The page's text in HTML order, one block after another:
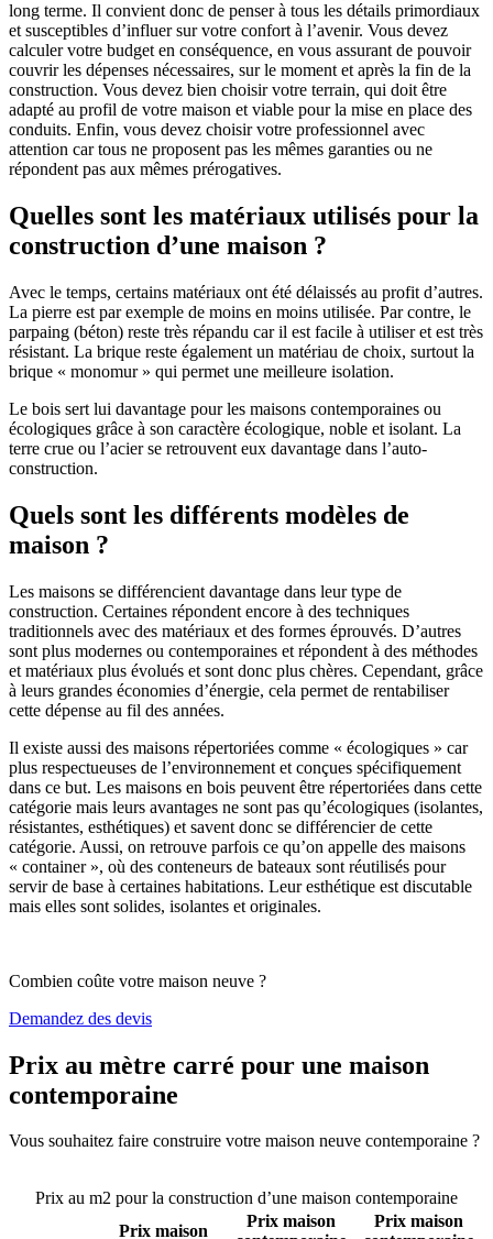
long terme. Il convient donc de penser à tous les détails primordiaux
et susceptibles d’influer sur votre confort à l’avenir. Vous devez
calculer votre budget en conséquence, en vous assurant de pouvoir
couvrir les dépenses nécessaires, sur le moment et après la fin de la
construction. Vous devez bien choisir votre terrain, qui doit être
adapté au profil de votre maison et viable pour la mise en place des
conduits. Enfin, vous devez choisir votre professionnel avec
attention car tous ne proposent pas les mêmes garanties ou ne
répondent pas aux mêmes prérogatives.
Quelles sont les matériaux utilisés pour la
construction d’une maison ?
Avec le temps, certains matériaux ont été délaissés au profit d’autres.
La pierre est par exemple de moins en moins utilisée. Par contre, le
parpaing (béton) reste très répandu car il est facile à utiliser et est très
résistant. La brique reste également un matériau de choix, surtout la
brique « monomur » qui permet une meilleure isolation.
Le bois sert lui davantage pour les maisons contemporaines ou
écologiques grâce à son caractère écologique, noble et isolant. La
terre crue ou l’acier se retrouvent eux davantage dans l’auto-
construction.
Quels sont les différents modèles de
maison ?
Les maisons se différencient davantage dans leur type de
construction. Certaines répondent encore à des techniques
traditionnels avec des matériaux et des formes éprouvés. D’autres
sont plus modernes ou contemporaines et répondent à des méthodes
et matériaux plus évolués et sont donc plus chères. Cependant, grâce
à leurs grandes économies d’énergie, cela permet de rentabiliser
cette dépense au fil des années.
Il existe aussi des maisons répertoriées comme « écologiques » car
plus respectueuses de l’environnement et conçues spécifiquement
dans ce but. Les maisons en bois peuvent être répertoriées dans cette
catégorie mais leurs avantages ne sont pas qu’écologiques (isolantes,
résistantes, esthétiques) et savent donc se différencier de cette
catégorie. Aussi, on retrouve parfois ce qu’on appelle des maisons
« container », où des conteneurs de bateaux sont réutilisés pour
servir de base à certaines habitations. Leur esthétique est discutable
mais elles sont solides, isolantes et originales.
Combien coûte votre maison neuve ?
Demandez des devis
Prix au mètre carré pour une maison
contemporaine
Vous souhaitez faire construire votre maison neuve contemporaine ?
Prix au m2 pour la construction d’une maison contemporaine
Prix maison
Prix maison
Prix maison